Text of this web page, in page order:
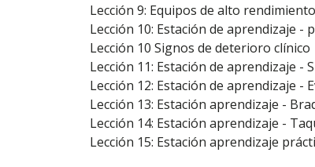
Lección 9: Equipos de alto rendimiento
Lección 10: Estación de aprendizaje
Lección 10 Signos de deterioro clínico
Lección 11: Estación de aprendizaje -
Lección 12: Estación de aprendizaje -
Lección 13: Estación aprendizaje -
Lección 14: Estación aprendizaje -
Lección 15: Estación aprendizaje